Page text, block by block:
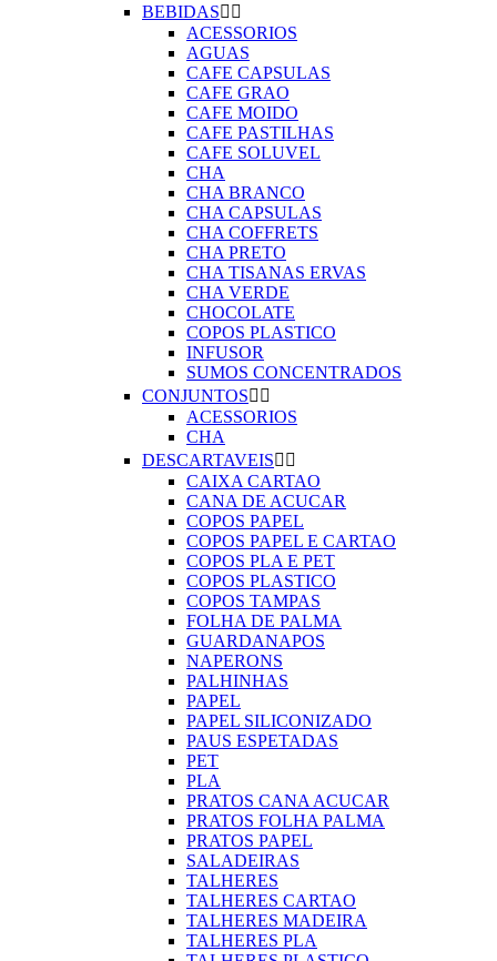
BEBIDAS 
ACESSORIOS
AGUAS
CAFE CAPSULAS
CAFE GRAO
CAFE MOIDO
CAFE PASTILHAS
CAFE SOLUVEL
CHA
CHA BRANCO
CHA CAPSULAS
CHA COFFRETS
CHA PRETO
CHA TISANAS ERVAS
CHA VERDE
CHOCOLATE
COPOS PLASTICO
INFUSOR
SUMOS CONCENTRADOS
CONJUNTOS 
ACESSORIOS
CHA
DESCARTAVEIS 
CAIXA CARTAO
CANA DE ACUCAR
COPOS PAPEL
COPOS PAPEL E CARTAO
COPOS PLA E PET
COPOS PLASTICO
COPOS TAMPAS
FOLHA DE PALMA
GUARDANAPOS
NAPERONS
PALHINHAS
PAPEL
PAPEL SILICONIZADO
PAUS ESPETADAS
PET
PLA
PRATOS CANA ACUCAR
PRATOS FOLHA PALMA
PRATOS PAPEL
SALADEIRAS
TALHERES
TALHERES CARTAO
TALHERES MADEIRA
TALHERES PLA